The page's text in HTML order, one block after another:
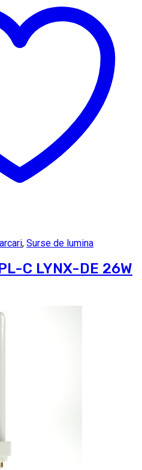
, Surse de lumina
C LYNX-DE 26W